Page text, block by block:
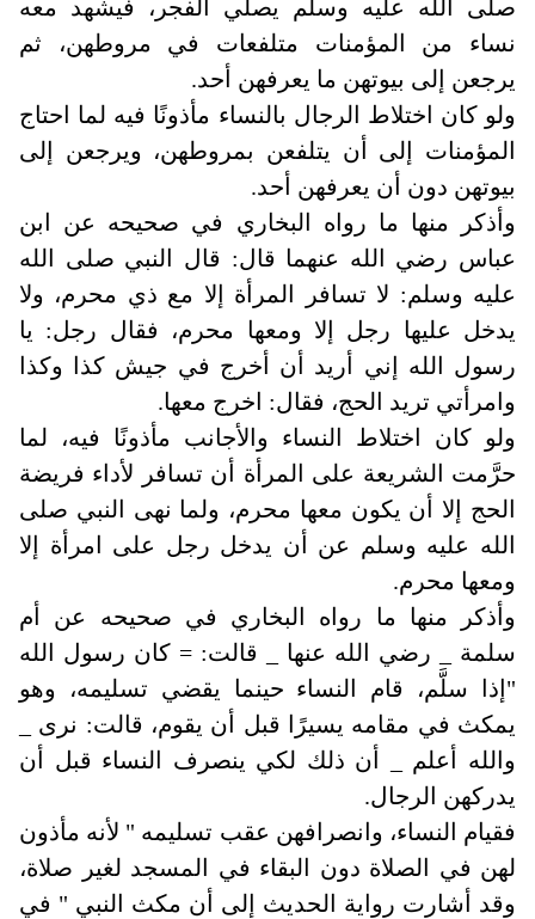
صلى الله عليه وسلم يصلي الفجر، فيشهد معه
نساء من المؤمنات متلفعات في مروطهن، ثم
يرجعن إلى بيوتهن ما يعرفهن أحد.
ولو كان اختلاط الرجال بالنساء مأذونًا فيه لما احتاج
المؤمنات إلى أن يتلفعن بمروطهن، ويرجعن إلى
بيوتهن دون أن يعرفهن أحد.
وأذكر منها ما رواه البخاري في صحيحه عن ابن
عباس رضي الله عنهما قال: قال النبي صلى الله
عليه وسلم: لا تسافر المرأة إلا مع ذي محرم، ولا
يدخل عليها رجل إلا ومعها محرم، فقال رجل: يا
رسول الله إني أريد أن أخرج في جيش كذا وكذا
وامرأتي تريد الحج، فقال: اخرج معها.
ولو كان اختلاط النساء والأجانب مأذونًا فيه، لما
حرَّمت الشريعة على المرأة أن تسافر لأداء فريضة
الحج إلا أن يكون معها محرم، ولما نهى النبي صلى
الله عليه وسلم عن أن يدخل رجل على امرأة إلا
ومعها محرم.
وأذكر منها ما رواه البخاري في صحيحه عن أم
سلمة _ رضي الله عنها _ قالت: = كان رسول الله
"إذا سلَّم، قام النساء حينما يقضي تسليمه، وهو
يمكث في مقامه يسيرًا قبل أن يقوم، قالت: نرى _
والله أعلم _ أن ذلك لكي ينصرف النساء قبل أن
يدركهن الرجال.
فقيام النساء، وانصرافهن عقب تسليمه " لأنه مأذون
لهن في الصلاة دون البقاء في المسجد لغير صلاة،
وقد أشارت رواية الحديث إلى أن مكث النبي " في